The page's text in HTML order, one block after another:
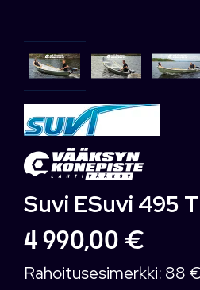
Suvi ESuvi 495
4 990,00 €
Rahoitusesimerkki: 88